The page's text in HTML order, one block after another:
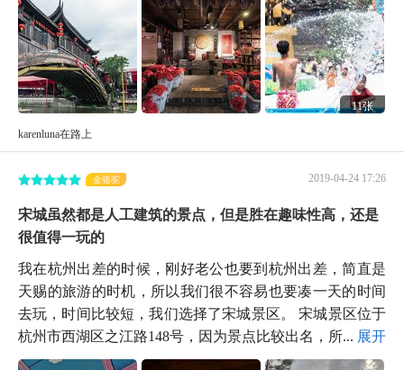
11张
karenluna在路上
2019-04-24 17:26
金骆驼
宋城虽然都是人工建筑的景点，但是胜在趣味性高，还是
很值得一玩的
我在杭州出差的时候，刚好老公也要到杭州出差，简直是
天赐的旅游的时机，所以我们很不容易也要凑一天的时间
去玩，时间比较短，我们选择了宋城景区。 宋城景区位于
杭州市西湖区之江路148号，因为景点比较出名，所...
展开